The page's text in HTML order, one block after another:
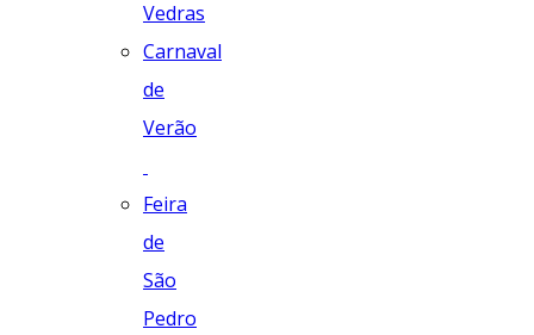
Vedras
Carnaval
de
Verão
Feira
de
São
Pedro